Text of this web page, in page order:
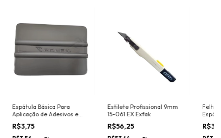
Espátula Básica Para
Aplicação de Adesivos e
Insulfilm Largura 10cm
Marca Ronek Ref. 3033P
Cor: Prata (Nylon -
R$3,75
Estilete Profissional 9mm
15-061 EX Exfak
R$56,25
Feltro